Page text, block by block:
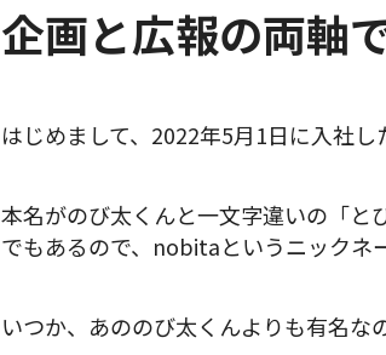
企画と広報の両軸
はじめまして、2022年5月1日に入社
本名がのび太くんと一文字違いの「と
でもあるので、nobitaというニックネ
いつか、あののび太くんよりも有名な